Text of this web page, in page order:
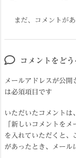
まだ、コメントが
コメントをどう
メールアドレスが公開
は必須項目です
いただいたコメント
「新しいコメントを
を入れていただくと
があったとき、メール